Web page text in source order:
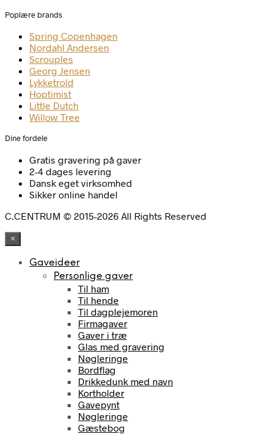
Poplære brands
Spring Copenhagen
Nordahl Andersen
Scrouples
Georg Jensen
Lykketrold
Hoptimist
Little Dutch
Willow Tree
Dine fordele
Gratis gravering på gaver
2-4 dages levering
Dansk eget virksomhed
Sikker online handel
C.CENTRUM © 2015-2026 All Rights Reserved
×
Gaveideer
Personlige gaver
Til ham
Til hende
Til dagplejemoren
Firmagaver
Gaver i træ
Glas med gravering
Nøgleringe
Bordflag
Drikkedunk med navn
Kortholder
Gavepynt
Nøgleringe
Gæstebog